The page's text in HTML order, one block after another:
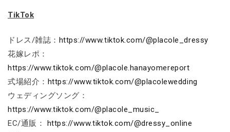
TikTok
ドレス/雑誌： https://www.tiktok.com/@placole_dressy
花嫁レポ：
https://www.tiktok.com/@placole.hanayomereport
式場紹介： https://www.tiktok.com/@placolewedding
ウェディングソング：
https://www.tiktok.com/@placole_music_
EC/通販：
https://www.tiktok.com/@dressy_online